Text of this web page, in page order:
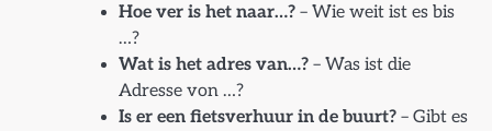
Hoe ver is het naar…? – Wie weit ist es bis
…?
Wat is het adres van…? – Was ist die
Adresse von …?
Is er een fietsverhuur in de buurt? – Gibt es